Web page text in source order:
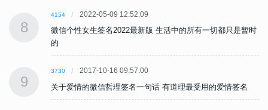
8
4154 2022-05-09 12:52:09
微信个性女生签名2022最新版 生活中的所有一切都只是暂时
的
9
3730 2017-10-16 09:57:00
关于爱情的微信哲理签名一句话 有道理最受用的爱情签名